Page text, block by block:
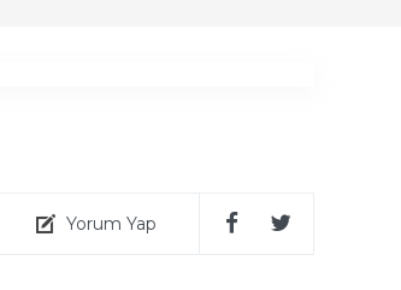
Yorum Yap